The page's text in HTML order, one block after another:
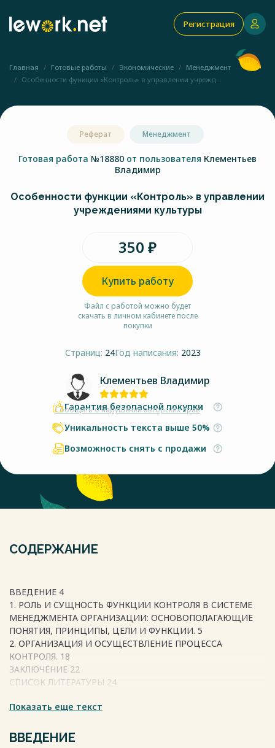
Регистрация
Главная Готовые работы Экономические
Менеджмент
Особенности функции «Контроль» в управлении учрежд...
Реферат Менеджмент
Готовая работа №18880 от пользователя Клементьев
Владимир
Особенности функции «Контроль» в управлении
учреждениями культуры
350 ₽
Купить работу
Файл с работой можно будет
скачать в личном кабинете после
покупки
Страниц: 24Год написания: 2023
Клементьев Владимир
Сообщить о нарушении авторских прав
Гарантия безопасной покупки
Уникальность текста выше 50%
Возможность снять с продажи
СОДЕРЖАНИЕ
ВВЕДЕНИЕ 4
1. РОЛЬ И СУЩНОСТЬ ФУНКЦИИ КОНТРОЛЯ В СИСТЕМЕ
МЕНЕДЖМЕНТА ОРГАНИЗАЦИИ: ОСНОВОПОЛАГАЮЩИЕ
ПОНЯТИЯ, ПРИНЦИПЫ, ЦЕЛИ И ФУНКЦИИ. 5
2. ОРГАНИЗАЦИЯ И ОСУЩЕСТВЛЕНИЕ ПРОЦЕССА
КОНТРОЛЯ. 18
ЗАКЛЮЧЕНИЕ 22
СПИСОК ЛИТЕРАТУРЫ 24
Показать еще текст
ВВЕДЕНИЕ